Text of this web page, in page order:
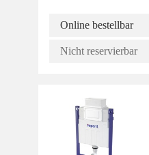
Online bestellbar
Nicht reservierbar